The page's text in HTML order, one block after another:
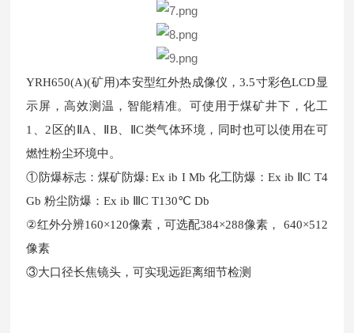
YRH650(A)(矿用)本安型红外热成像仪，3.5寸彩色LCD显
示屏，高效测温，智能精准。可使用于煤矿井下，化工
1、2区的ⅡA、ⅡB、ⅡC类气体环境，同时也可以使用在可
燃性粉尘环境中。
①防爆标志：煤矿防爆: Ex ib I Mb 化工防爆：Ex ib ⅡC T4
Gb 粉尘防爆：Ex ib ⅢC T130℃ Db
②红外分辨160×120像素，可选配384×288像素， 640×512
像素
③大口径长焦镜头，可实现远距离细节检测